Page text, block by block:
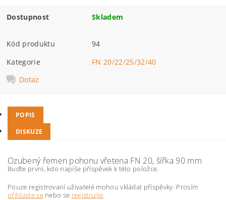
Dostupnost Skladem
Kód produktu
94
Kategorie
FN 20/22/25/32/40
Dotaz
POPIS
DISKUZE
Ozubený řemen pohonu vřetena FN 20, šířka 90 mm
Buďte první, kdo napíše příspěvek k této položce.
Pouze registrovaní uživatelé mohou vkládat příspěvky. Prosím
přihlaste senebo se registrujte